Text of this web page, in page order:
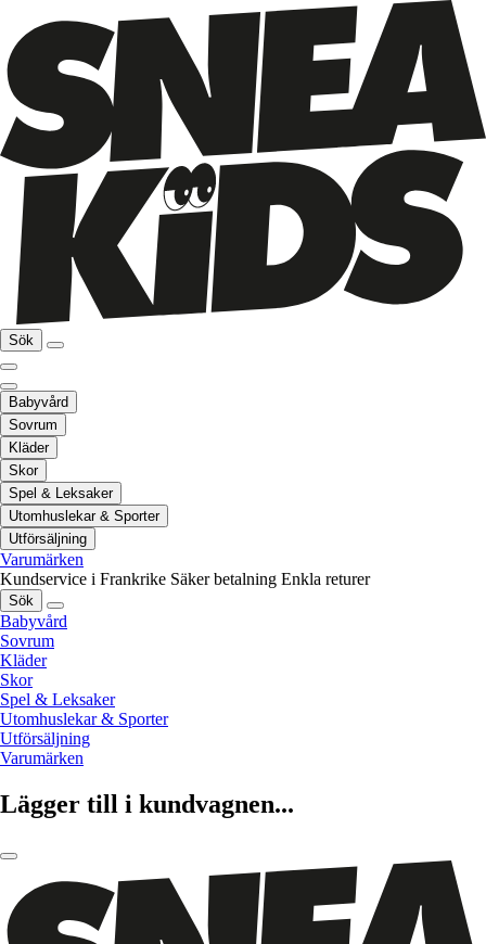
Sök
Babyvård
Sovrum
Kläder
Skor
Spel & Leksaker
Utomhuslekar & Sporter
Utförsäljning
Varumärken
Kundservice i Frankrike Säker betalning Enkla returer
Sök
Babyvård
Sovrum
Kläder
Skor
Spel & Leksaker
Utomhuslekar & Sporter
Utförsäljning
Varumärken
Lägger till i kundvagnen...